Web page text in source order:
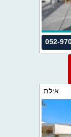
052-
אילת